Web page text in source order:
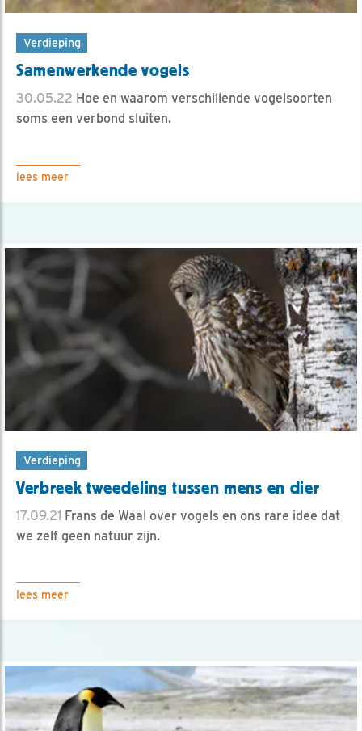
Verdieping
Samenwerkende vogels
30.05.22 Hoe en waarom verschillende vogelsoorten
soms een verbond sluiten.
lees meer
Verdieping
Verbreek tweedeling tussen mens en dier
17.09.21 Frans de Waal over vogels en ons rare idee dat
we zelf geen natuur zijn.
lees meer